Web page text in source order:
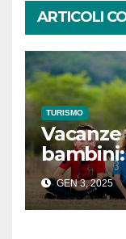
ARTICOLI
TURISMO
famiglie
GEN 3, 2025